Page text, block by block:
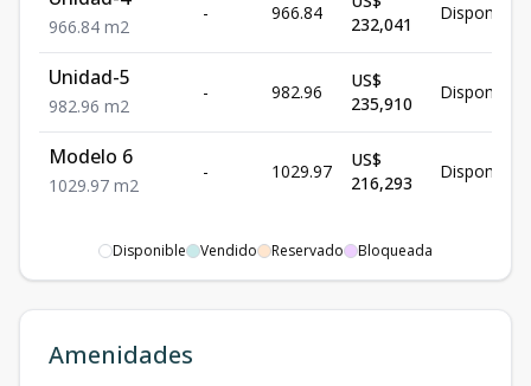
966.84 m2
- 966.84
232,041
Disponible
Unidad-5
982.96 m2
- 982.96
US$
235,910
Disponible
Modelo 6
1029.97 m2
- 1029.97
US$
216,293
Disponible
Disponible Vendido Reservado Bloqueada
Amenidades